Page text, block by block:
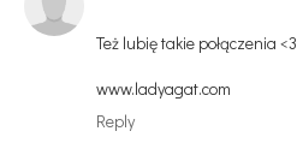
Też lubię takie połączenia <3
www.ladyagat.com
Reply